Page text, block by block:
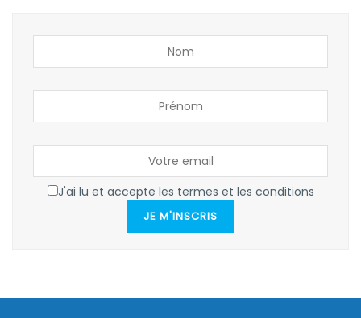
J'ai lu et accepte les termes et les conditions
JE M'INSCRIS